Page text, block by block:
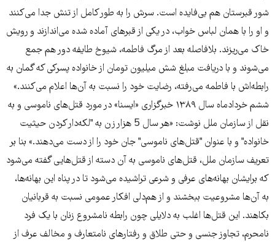
شور قبرستان هم بی‌فایده است. سرش را به طور کامل از تنش جدا می‌کنند
و او را با‌‌‌ همان لباس خواب، در یکی از قبرهای آماده شده می‌اندازند و رویش
خاک می‌ریزند. بلافاصله بعد از مرگ فاطمه، شیوخ طایفه دور هم جمع
می‌شوند و با دریافت مبلغ شش میلیون تومان از خانواده پسرکی که گمان به
رابطه‌اش با فاطمه می‌رفته، رضایت خود را نسبت به آن‌ها اعلام می‌کنند.»
ششم خردادماه سال ۱۳۸۹ خبرگزاری «ایسنا» در مورد قتل‌های ناموسی و به
نقل از سازمان ملل نوشت: «هر سال 5 هزار زن به "لکه‌دار کردن حیثیت
خانواده" و با عنوان "قتل‌های ناموسی" جان خود را از دست می‌دهند.» بنا بر
تعریف سازمان ملل، قتل‌های ناموسی به آن دسته از قتل‌هایی گفته می‌شود
که برایشان بهانه‌های عرفی و شرعی تراشیده می‌شود تا در پناه این بهانه‌ها،
به آن‌ها مشروعیت ببخشند و از هم‌دلی افکار عمومی نسبت به قربانیان
بکاهند. این قتل‌ها اغلب به دلایلی چون رابطه نامشروع زنان با یک فرد
نامحرم، تجاوز جنسی و حتی طلاق و رفتارهای نامتعارف و مخالف عرف از